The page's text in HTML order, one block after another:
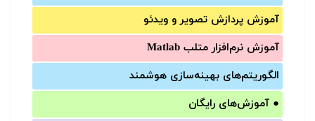
آموزش‌ پردازش تصویر و ویدئو
آموزش‌ نرم‌افزار متلب Matlab
الگوریتم‌های بهینه‌سازی هوشمند
● آموزش‌های رایگان